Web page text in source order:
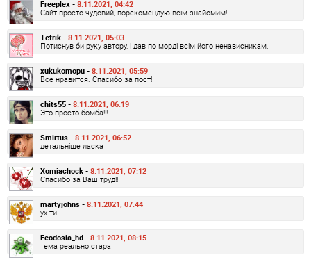
Freeplex - 8.11.2021, 04:42
Сайт просто чудовий, порекомендую всім знайомим!
Tetrik - 8.11.2021, 05:03
Потиснув би руку автору, і дав по морді всім його ненависникам.
xukukomopu - 8.11.2021, 05:59
Все нравится. Спасибо за пост!
chits55 - 8.11.2021, 06:19
Это просто бомба!!!
Smirtus - 8.11.2021, 06:52
детальніше ласка
Xomiachock - 8.11.2021, 07:12
Спасибо за Ваш труд!!
martyjohns - 8.11.2021, 07:44
ух ти...
Feodosia_hd - 8.11.2021, 08:15
тема реально стара